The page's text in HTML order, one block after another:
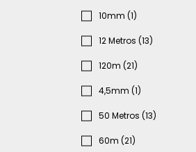
10mm (1)
12 Metros (13)
120m (21)
4,5mm (1)
50 Metros (13)
60m (21)